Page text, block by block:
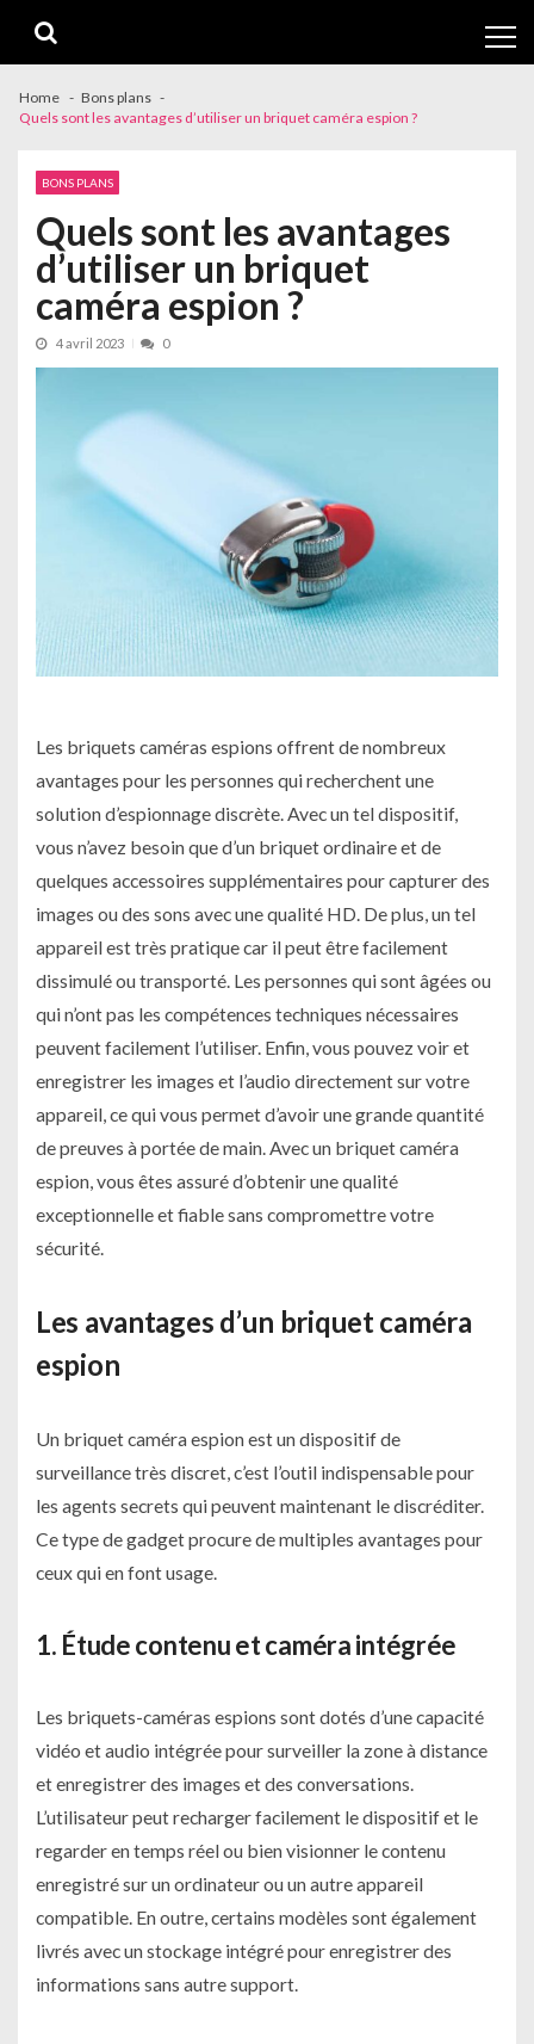
navigation
content
Home
Bons plans
Quels sont les avantages d’utiliser un briquet caméra espion ?
BONS PLANS
Quels sont les avantages
d’utiliser un briquet
caméra espion ?
4 avril 2023 0
Les briquets caméras espions offrent de nombreux
avantages pour les personnes qui recherchent une
solution d’espionnage discrète. Avec un tel dispositif,
vous n’avez besoin que d’un briquet ordinaire et de
quelques accessoires supplémentaires pour capturer des
images ou des sons avec une qualité HD. De plus, un tel
appareil est très pratique car il peut être facilement
dissimulé ou transporté. Les personnes qui sont âgées ou
qui n’ont pas les compétences techniques nécessaires
peuvent facilement l’utiliser. Enfin, vous pouvez voir et
enregistrer les images et l’audio directement sur votre
appareil, ce qui vous permet d’avoir une grande quantité
de preuves à portée de main. Avec un briquet caméra
espion, vous êtes assuré d’obtenir une qualité
exceptionnelle et fiable sans compromettre votre
sécurité.
Les avantages d’un briquet caméra
espion
Un briquet caméra espion est un dispositif de
surveillance très discret, c’est l’outil indispensable pour
les agents secrets qui peuvent maintenant le discréditer.
Ce type de gadget procure de multiples avantages pour
ceux qui en font usage.
1. Étude contenu et caméra intégrée
Les briquets-caméras espions sont dotés d’une capacité
vidéo et audio intégrée pour surveiller la zone à distance
et enregistrer des images et des conversations.
L’utilisateur peut recharger facilement le dispositif et le
regarder en temps réel ou bien visionner le contenu
enregistré sur un ordinateur ou un autre appareil
compatible. En outre, certains modèles sont également
livrés avec un stockage intégré pour enregistrer des
informations sans autre support.